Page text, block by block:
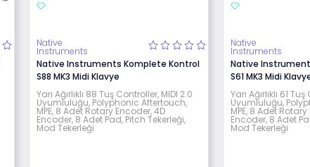
Native
Instruments
Native Instruments Komplete Kontrol
S88 MK3 Midi Klavye
Yarı Ağırlıklı 88 Tuş Controller, MIDI 2.0
Uyumluluğu, Polyphonic Aftertouch,
MPE, 8 Adet Rotary Encoder, 4D
Encoder, 8 Adet Pad, Pitch Tekerleği,
Mod Tekerleği
Native
Instruments
Native
S61 MK3 Midi
Yarı Ağırlıklı 61
Uyumluluğu,
MPE, 8 Adet
Encoder, 8 Adet
Mod Tekerleği